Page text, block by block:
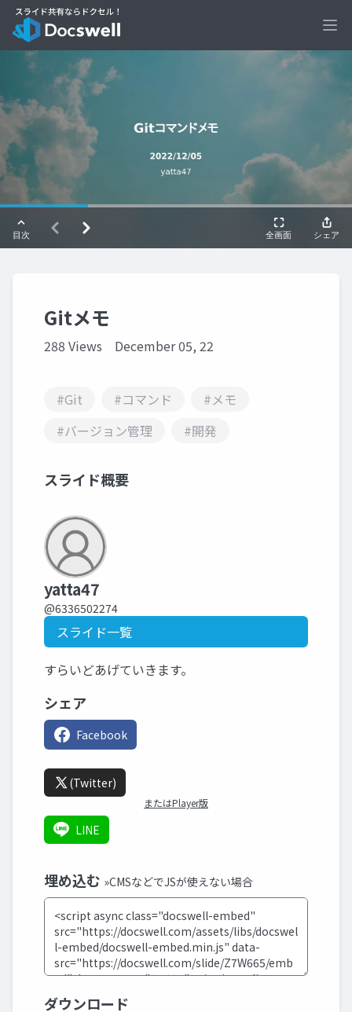
Gitメモ
288 Views December 05, 22
#Git #コマンド
#メモ
#バージョン管理
#開発
スライド概要
yatta47
@6336502274
スライド一覧
すらいどあげていきます。
シェア
Facebook
(Twitter)
またはPlayer版
LINE
埋め込む »CMSなどでJSが使えない場合
ダウンロード